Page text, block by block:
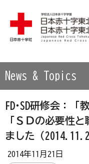
学校法人 日本赤十字
News & Topics
FD･SD研修会：「
「ＳＤの必要性
ました（
2014年11月21日